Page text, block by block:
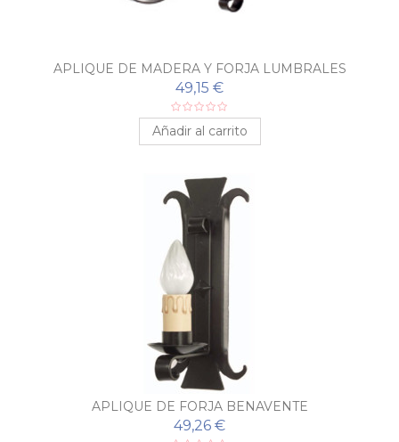
APLIQUE DE MADERA Y FORJA LUMBRALES
49,15 €
Añadir al carrito
APLIQUE DE FORJA BENAVENTE
49,26 €